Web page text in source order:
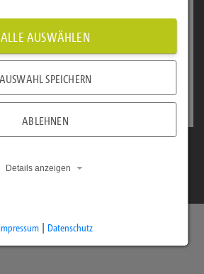
Leitung Plattform- und
medatixx, nennt
ALLE AUSWÄHLEN
AUSWAHL SPEICHERN
ABLEHNEN
Details anzeigen
Impressum| Datenschutz